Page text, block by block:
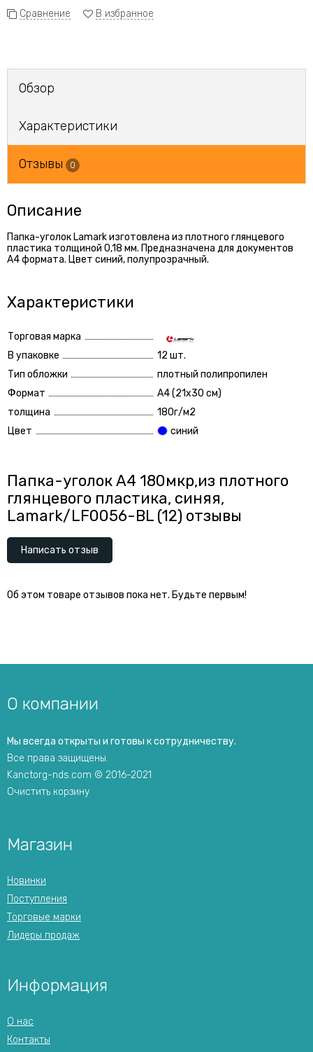
Сравнение В избранное
Обзор
Характеристики
Отзывы 0
Описание
Папка-уголок Lamark изготовлена из плотного глянцевого
пластика толщиной 0,18 мм. Предназначена для документов
А4 формата. Цвет синий, полупрозрачный.
Характеристики
Торговая марка
В упаковке
12 шт.
Тип обложки
плотный полипропилен
Формат
А4 (21x30 см)
толщина
180г/м2
Цвет
синий
Папка-уголок А4 180мкр,из плотного
глянцевого пластика, синяя,
Lamark/LF0056-BL (12) отзывы
Написать отзыв
Об этом товаре отзывов пока нет. Будьте первым!
О компании
Мы всегда открыты и готовы к сотрудничеству.
Все права защищены.
Kanctorg-nds.com © 2016-2021
Очистить корзину
Магазин
Новинки
Поступления
Торговые марки
Лидеры продаж
Информация
О нас
Контакты